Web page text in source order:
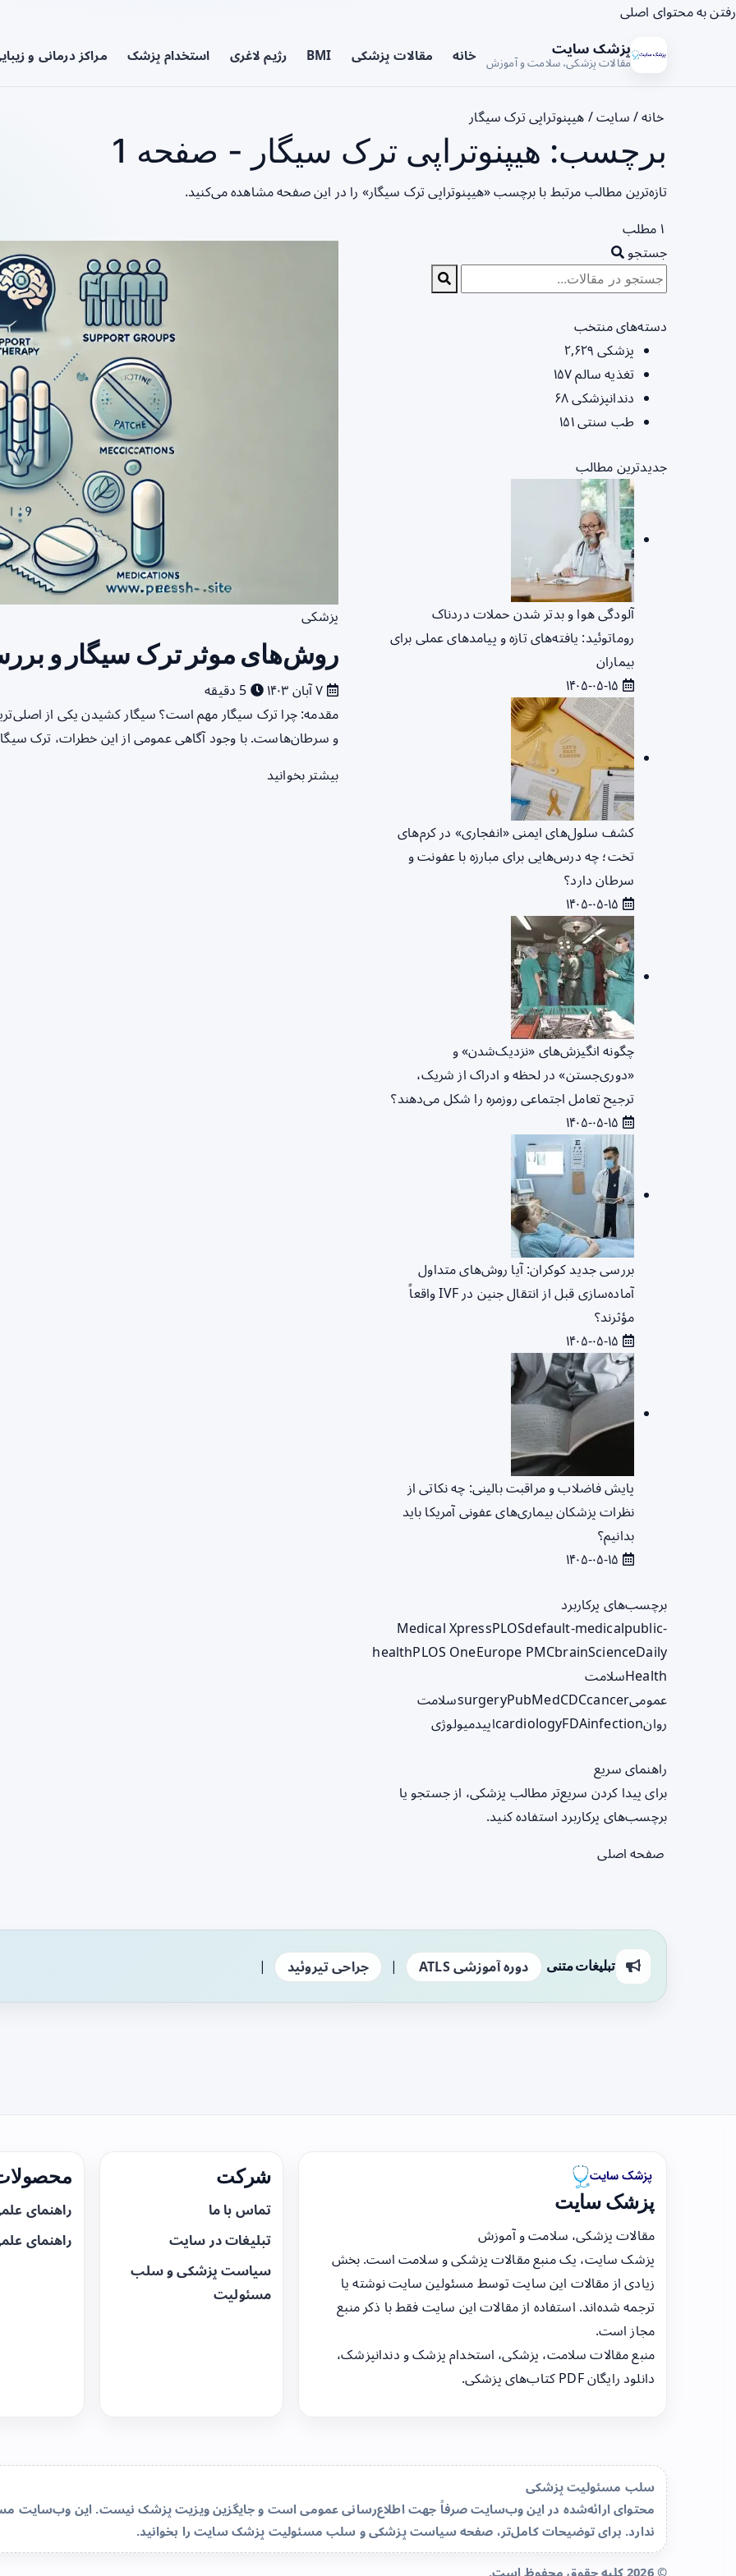
رفتن به محتوای اصلی
پزشک سایت
مقالات پزشکی، سلامت و آموزش خانه مقالات پزشکی BMI رژیم لاغری استخدام پزشک مراکز درمانی و
خانه/ سایت/ هیپنوتراپی ترک سیگار
برچسب: هیپنوتراپی ترک سیگار - صفحه 1
تازه‌ترین مطالب مرتبط با برچسب «هیپنوتراپی ترک سیگار» را در این صفحه مشاهده می‌کنید.
۱ مطلب
پزشکی
روش‌های موثر ترک سیگار و
مقدمه: چرا ترک سیگار مهم است؟ سیگار کشیدن یکی از
و سرطان‌هاست. با وجود آگاهی عمومی از این خطرات، ترک
بیشتر بخوانید
جستجو
دسته‌های منتخب
پزشکی ۲,۶۲۹
تغذیه سالم۱۵۷
دندانپزشکی۶۸
طب سنتی۱۵۱
جدیدترین مطالب
آلودگی هوا و بدتر شدن حملات دردناک
روماتوئید: یافته‌های تازه و پیامدهای عملی برای
بیماران
کشف سلول‌های ایمنی «انفجاری» در کرم‌های
تخت؛ چه درس‌هایی برای مبارزه با عفونت و
سرطان دارد؟
چگونه انگیزش‌های «نزدیک‌شدن» و
«دوری‌جستن» در لحظه و ادراک از شریک،
ترجیح تعامل اجتماعی روزمره را شکل می‌دهند؟
بررسی جدید کوکران: آیا روش‌های متداول
آماده‌سازی قبل از انتقال جنین در IVF واقعاً
مؤثرند؟
پایش فاضلاب و مراقبت بالینی: چه نکاتی از
نظرات پزشکان بیماری‌های عفونی آمریکا باید
بدانیم؟
برچسب‌های پرکاربرد
Medical XpressPLOSdefault-medicalpublic-
healthPLOS OneEurope PMCbrainScienceDaily
Healthسلامت
عمومی
surgeryPubMedCDCcancer
سلامت
روان
cardiologyFDAinfection اپیدمیولوژی
راهنمای سریع
برای پیدا کردن سریع‌تر مطالب پزشکی، از جستجو یا
برچسب‌های پرکاربرد استفاده کنید.
صفحه اصلی
تبلیغات متنی دوره آموزشی ATLS | جراحی تیروئید |
پزشک سایت
مقالات پزشکی، سلامت و آموزش
پزشک سایت، یک منبع مقالات پزشکی و سلامت است. بخش
زیادی از مقالات این سایت توسط مسئولین سایت نوشته یا
ترجمه شده‌اند. استفاده از مقالات این سایت فقط با ذکر منبع
مجاز است.
منبع مقالات سلامت، پزشکی، استخدام پزشک و دندانپزشک،
دانلود رایگان PDF کتاب‌های پزشکی.
شرکت
تماس با ما
تبلیغات در سایت
سیاست پزشکی و سلب
مسئولیت
راهنمای
راهنمای
سلب مسئولیت پزشکی
محتوای ارائه‌شده در این وب‌سایت صرفاً جهت اطلاع‌رسانی عمومی است و جایگزین ویزیت پزشک نیست. این وب‌سایت
ندارد. برای توضیحات کامل‌تر، صفحهسیاست پزشکی و سلب مسئولیت پزشک سایترا بخوانید.
© 2026 کلیه حقوق محفوظ است.